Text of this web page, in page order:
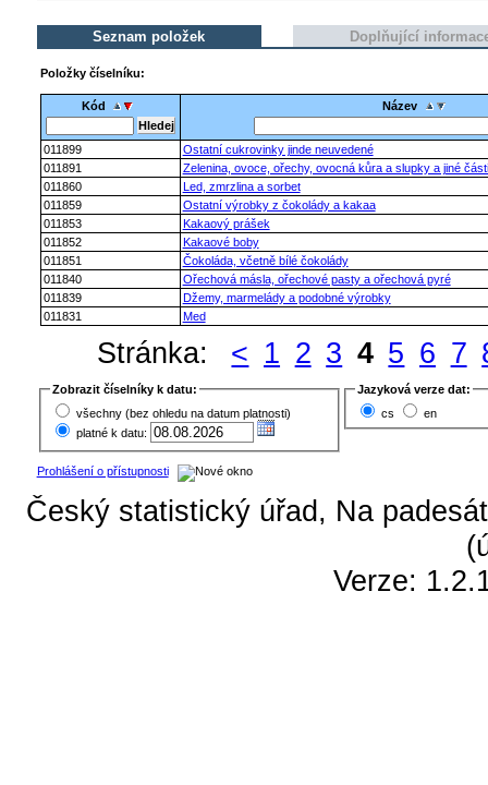
Seznam položek Doplňující
Položky číselníku:
Kód Název
011899
Ostatní cukrovinky jinde neuvedené
011891
Zelenina, ovoce, ořechy, ovocná kůra a slupky a jiné
011860
Led, zmrzlina a sorbet
011859
Ostatní výrobky z čokolády a kakaa
011853
Kakaový prášek
011852
Kakaové boby
011851
Čokoláda, včetně bílé čokolády
011840
Ořechová másla, ořechové pasty a ořechová pyré
011839
Džemy, marmelády a podobné výrobky
011831
Med
Stránka: < 1 2 3 4 5 6 7
Zobrazit číselníky k datu:
všechny (bez ohledu na datum platnosti)
platné k datu:
Jazyková verze dat:
cs
en
Prohlášení o přístupnosti
Český statistický úřad, Na
Verze: